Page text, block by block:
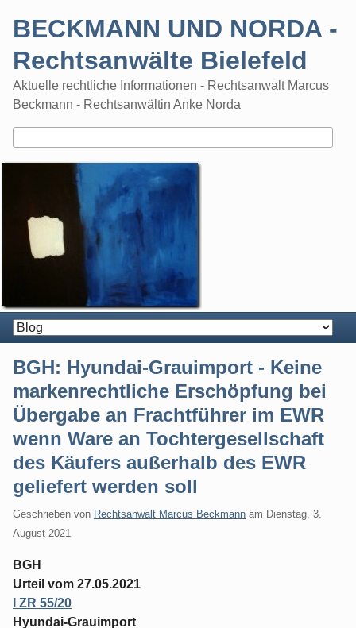
BECKMANN UND NORDA -
Rechtsanwälte Bielefeld
Aktuelle rechtliche Informationen - Rechtsanwalt Marcus
Beckmann - Rechtsanwältin Anke Norda
BGH: Hyundai-Grauimport - Keine
markenrechtliche Erschöpfung bei
Übergabe an Frachtführer im EWR
wenn Ware an Tochtergesellschaft
des Käufers außerhalb des EWR
geliefert werden soll
Geschrieben von Rechtsanwalt Marcus Beckmann am Dienstag, 3.
August 2021
BGH
Urteil vom 27.05.2021
I ZR 55/20
Hyundai-Grauimport